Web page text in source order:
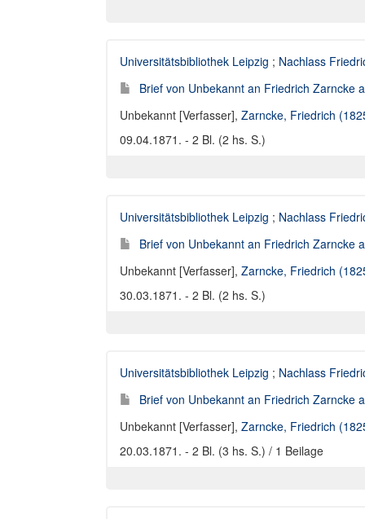
Universitätsbibliothek Leipzig ; Nachlass
Brief von Unbekannt an Friedrich Zarncke
Unbekannt [Verfasser], Zarncke, Friedrich
09.04.1871. - 2 Bl. (2 hs. S.)
Universitätsbibliothek Leipzig ; Nachlass
Brief von Unbekannt an Friedrich Zarncke
Unbekannt [Verfasser], Zarncke, Friedrich
30.03.1871. - 2 Bl. (2 hs. S.)
Universitätsbibliothek Leipzig ; Nachlass
Brief von Unbekannt an Friedrich Zarncke
Unbekannt [Verfasser], Zarncke, Friedrich
20.03.1871. - 2 Bl. (3 hs. S.) / 1 Beilage